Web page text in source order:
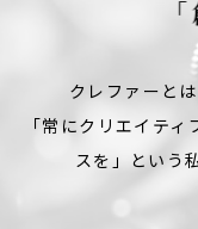
クレファーと
「常にクリエイテ
スを」という